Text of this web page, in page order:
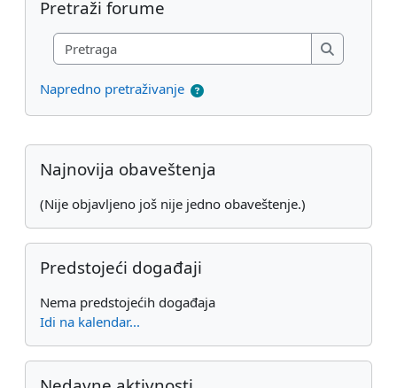
Pretraži forume
Pretraga
Pretraga
Napredno pretraživanje
Dodatni blokovi
Preskoči Najnovija obaveštenja
Najnovija obaveštenja
(Nije objavljeno još nije jedno obaveštenje.)
Preskoči Predstojeći događaji
Predstojeći događaji
Nema predstojećih događaja
Idi na kalendar...
Preskoči Nedavne aktivnosti